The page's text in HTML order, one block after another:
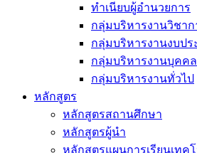
ทำเนียบผู้อำนวยการ
กลุ่มบริหารงานวิชาก
กลุ่มบริหารงานงบป
กลุ่มบริหารงานบุคคล
กลุ่มบริหารงานทั่วไป
หลักสูตร
หลักสูตรสถานศึกษา
หลักสูตรผู้นำ
หลักสูตรแผนการเรียนเทค